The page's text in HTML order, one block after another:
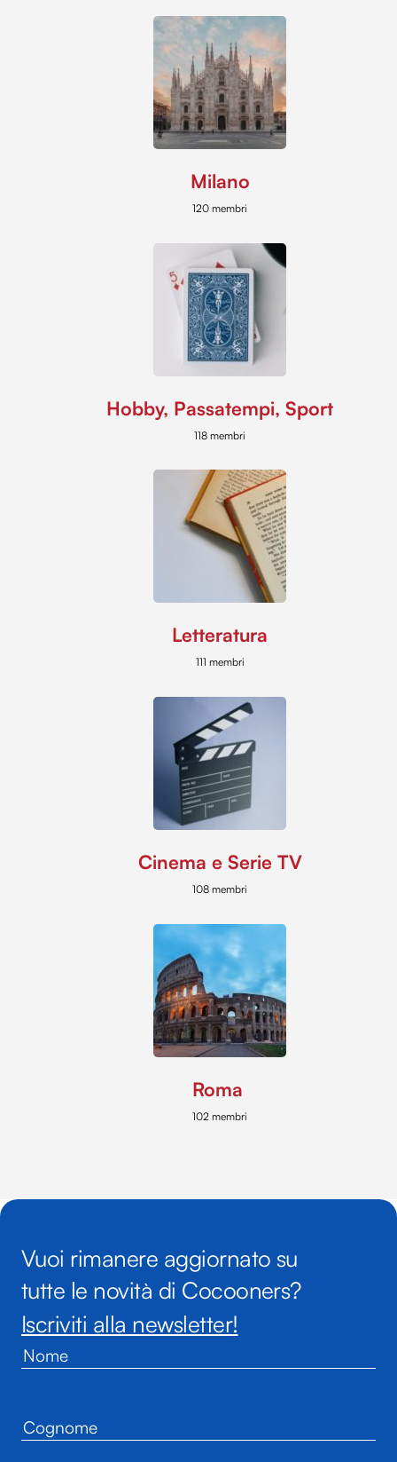
Milano
120 membri
Hobby, Passatempi, Sport
118 membri
Letteratura
111 membri
Cinema e Serie TV
108 membri
Roma
102 membri
Vuoi rimanere aggiornato su
tutte le novità di Cocooners?
Iscriviti alla newsletter!